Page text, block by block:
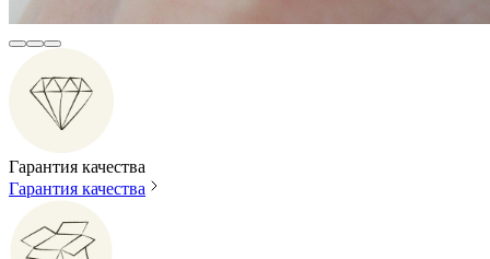
Гарантия качества
Гарантия качества